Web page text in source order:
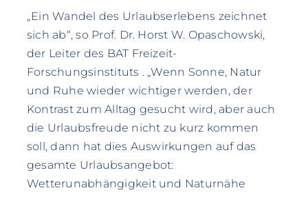
„Ein Wandel des Urlaubserlebens zeichnet
sich ab“, so Prof. Dr. Horst W. Opaschowski,
der Leiter des BAT Freizeit-
Forschungsinstituts . „Wenn Sonne, Natur
und Ruhe wieder wichtiger werden, der
Kontrast zum Alltag gesucht wird, aber auch
die Urlaubsfreude nicht zu kurz kommen
soll, dann hat dies Auswirkungen auf das
gesamte Urlaubsangebot:
Wetterunabhängigkeit und Naturnähe